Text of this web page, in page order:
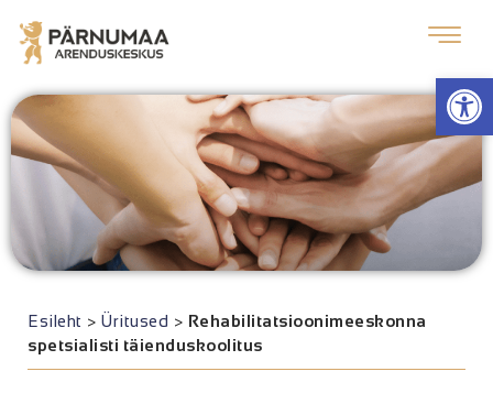
Esileht > Üritused > Rehabilitatsioonimeeskonna
spetsialisti täienduskoolitus